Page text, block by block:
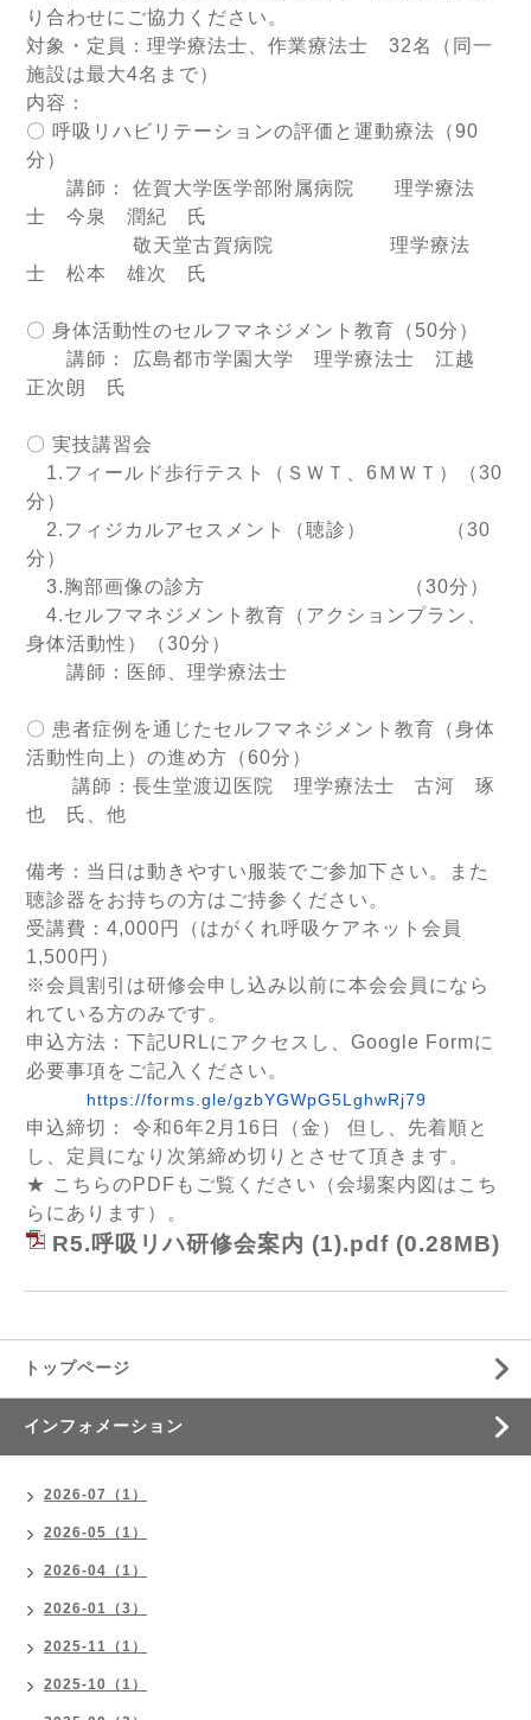
り合わせにご協力ください。
対象・定員：理学療法士、作業療法士 32名（同一
施設は最大4名まで）
内容：
〇 呼吸リハビリテーションの評価と運動療法（90
分）
講師： 佐賀大学医学部附属病院 理学療法
士 今泉 潤紀 氏
敬天堂古賀病院 理学療法
士 松本 雄次 氏
〇 身体活動性のセルフマネジメント教育（50分）
講師： 広島都市学園大学 理学療法士 江越
正次朗 氏
〇 実技講習会
1.フィールド歩行テスト（ＳＷＴ、6ＭＷＴ）（30
分）
2.フィジカルアセスメント（聴診） （30
分）
3.胸部画像の診方 （30分）
4.セルフマネジメント教育（アクションプラン、
身体活動性）（30分）
講師：医師、理学療法士
〇 患者症例を通じたセルフマネジメント教育（身体
活動性向上）の進め方（60分）
講師：長生堂渡辺医院 理学療法士 古河 琢
也 氏、他
備考：当日は動きやすい服装でご参加下さい。また
聴診器をお持ちの方はご持参ください。
受講費：4,000円（はがくれ呼吸ケアネット会員
1,500円）
※会員割引は研修会申し込み以前に本会会員になら
れている方のみです。
申込方法：下記URLにアクセスし、Google Formに
必要事項をご記入ください。
https://forms.gle/gzbYGWpG5LghwRj79
申込締切： 令和6年2月16日（金） 但し、先着順と
し、定員になり次第締め切りとさせて頂きます。
★ こちらのPDFもご覧ください（会場案内図はこち
らにあります）。
R5.呼吸リハ研修会案内 (1).pdf (0.28MB)
トップページ
インフォメーション
2026-07（1）
2026-05（1）
2026-04（1）
2026-01（3）
2025-11（1）
2025-10（1）